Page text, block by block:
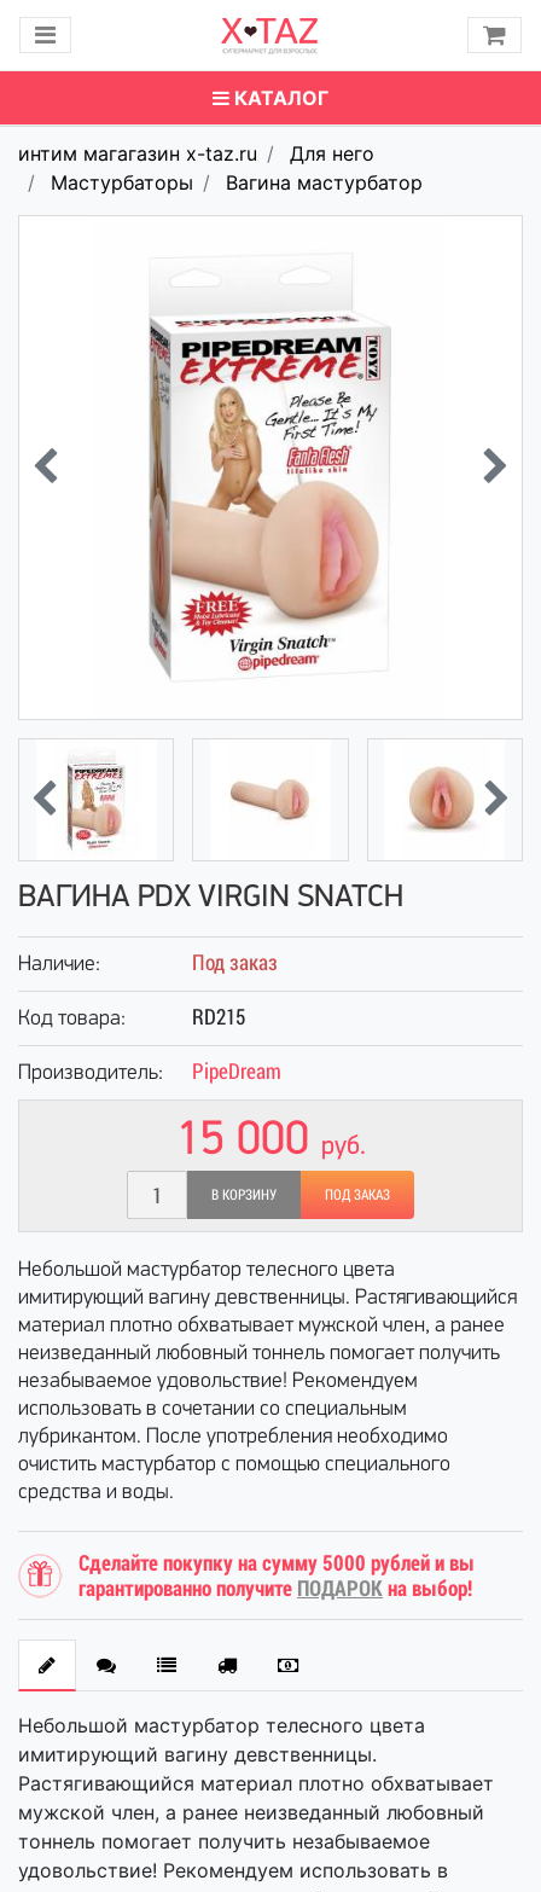
КАТАЛОГ
интим магагазин x-taz.ru
Для него
Мастурбаторы
Вагина мастурбатор
ВАГИНА PDX VIRGIN SNATCH
Наличие: Под заказ
Код товара: RD215
Производитель: PipeDream
15 000 руб.
В КОРЗИНУ ПОД ЗАКАЗ
Небольшой мастурбатор телесного цвета
имитирующий вагину девственницы. Растягивающийся
материал плотно обхватывает мужской член, а ранее
неизведанный любовный тоннель помогает получить
незабываемое удовольствие! Рекомендуем
использовать в сочетании со специальным
лубрикантом. После употребления необходимо
очистить мастурбатор с помощью специального
средства и воды.
Сделайте покупку на сумму 5000 рублей и вы
гарантированно получите ПОДАРОК на выбор!
Небольшой мастурбатор телесного цвета
имитирующий вагину девственницы.
Растягивающийся материал плотно обхватывает
мужской член, а ранее неизведанный любовный
тоннель помогает получить незабываемое
удовольствие! Рекомендуем использовать в